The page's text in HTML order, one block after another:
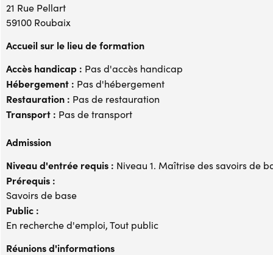
21 Rue Pellart
59100 Roubaix
Accueil sur le lieu de formation
Accès handicap : Pas d'accès handicap
Hébergement : Pas d'hébergement
Restauration : Pas de restauration
Transport : Pas de transport
Admission
Niveau d'entrée requis : Niveau 1. Maîtrise des savoirs de
Prérequis :
Savoirs de base
Public :
En recherche d'emploi, Tout public
Réunions d'informations